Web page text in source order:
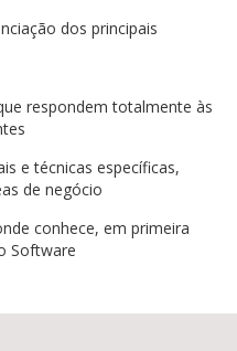
dos principais
respondem totalmente às
e técnicas específicas,
de negócio
conhece, em primeira
Software